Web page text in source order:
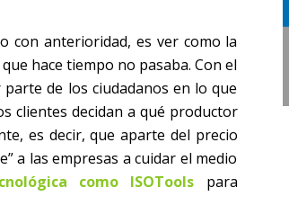
con anterioridad, es ver como la
hace tiempo no pasaba. Con el
de los ciudadanos en lo que
clientes decidan a qué productor
es decir, que aparte del precio
a las empresas a cuidar el medio
como ISOTools para